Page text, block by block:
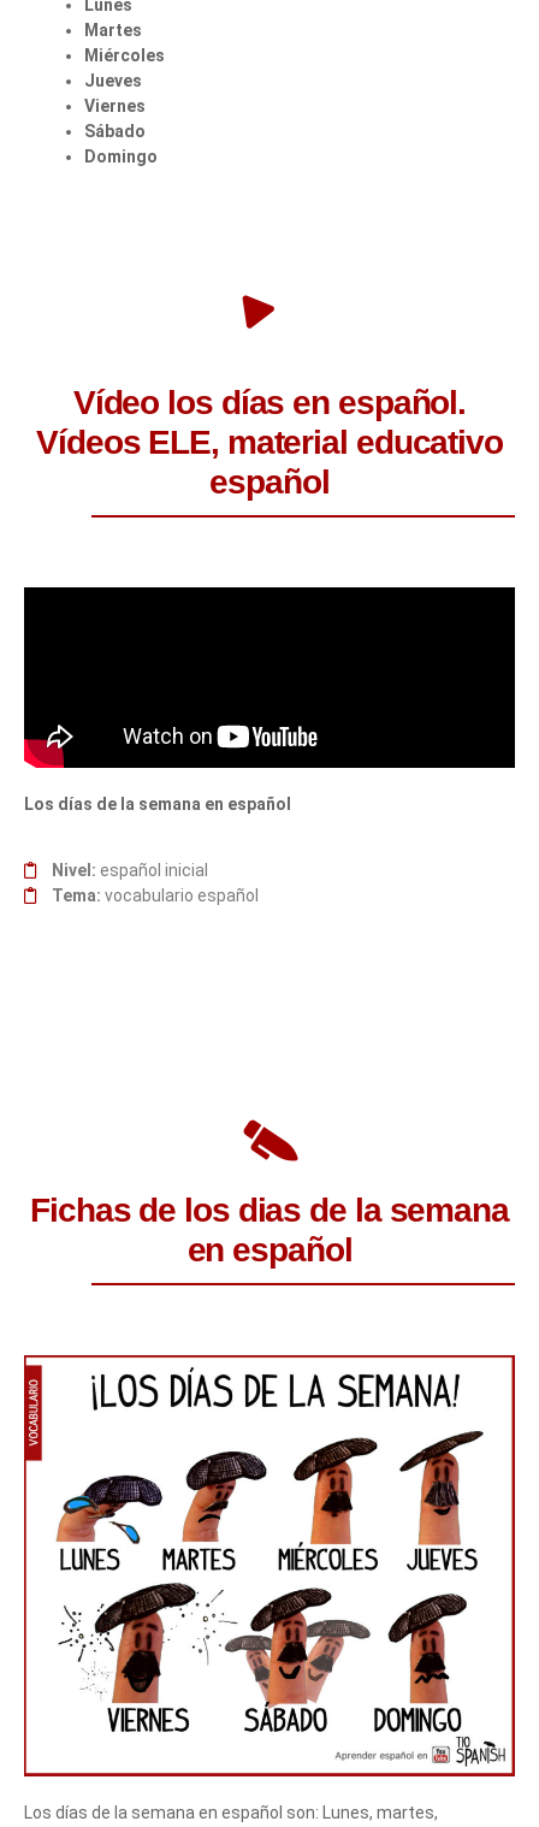
Lunes
Martes
Miércoles
Jueves
Viernes
Sábado
Domingo
Vídeo los días en español.
Vídeos ELE, material educativo
español
Los días de la semana en español
Nivel: español inicial
Tema: vocabulario español
Fichas de los dias de la semana
en español
Los días de la semana en español son: Lunes, martes,